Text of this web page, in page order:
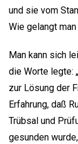
und sie vom
Wie gelangt
Man kann sich
die Worte legte:
zur Lösung der
Erfahrung, daß
Trübsal und
gesunden